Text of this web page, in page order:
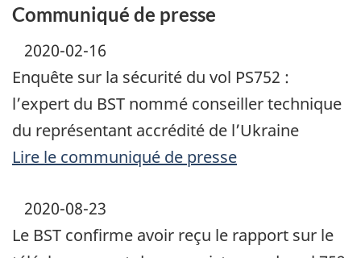
Communiqué de presse
2020-02-16
Enquête sur la sécurité du vol PS752 :
l’expert du BST nommé conseiller technique
du représentant accrédité de l’Ukraine
Lire le communiqué de presse
2020-08-23
Le BST confirme avoir reçu le rapport sur le